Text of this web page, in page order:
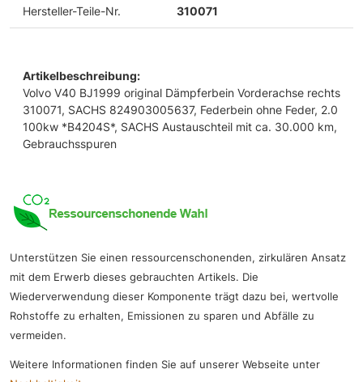
Hersteller-Teile-Nr. 310071
Artikelbeschreibung:
Volvo V40 BJ1999 original Dämpferbein Vorderachse rechts
310071, SACHS 824903005637, Federbein ohne Feder, 2.0
100kw *B4204S*, SACHS Austauschteil mit ca. 30.000 km,
Gebrauchsspuren
Unterstützen Sie einen ressourcenschonenden, zirkulären Ansatz
mit dem Erwerb dieses gebrauchten Artikels. Die
Wiederverwendung dieser Komponente trägt dazu bei, wertvolle
Rohstoffe zu erhalten, Emissionen zu sparen und Abfälle zu
vermeiden.
Weitere Informationen finden Sie auf unserer Webseite unter